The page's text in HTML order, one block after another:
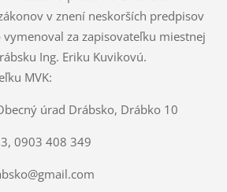
v znení neskorších predpisov
za zapisovateľku miestnej
Ing. Eriku Kuvikovú.
MVK:
úrad Drábsko, Drábko 10
0903 408 349